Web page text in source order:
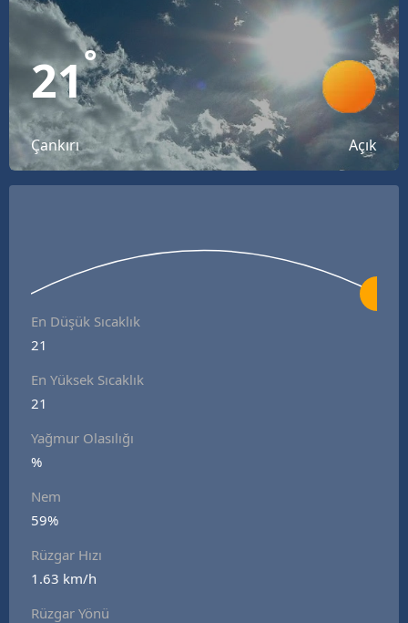
Artvin
Balıkesir
Bilecik
Bingöl
Burdur
21°
Çankırı Açık
En Düşük Sıcaklık
21
En Yüksek Sıcaklık
21
Yağmur Olasılığı
%
Nem
59%
Rüzgar Hızı
1.63 km/h
Rüzgar Yönü